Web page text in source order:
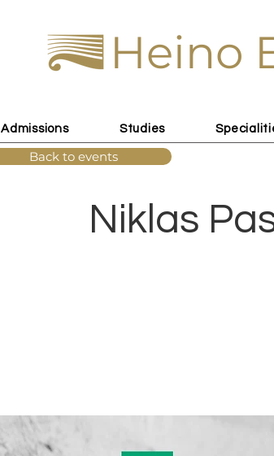
Heino
Admissions Studies
Niklas
Back to events